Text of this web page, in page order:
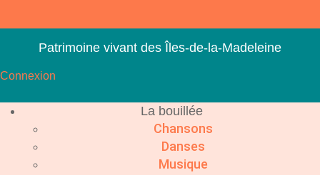
Patrimoine vivant des Îles-de-la-Madeleine
Connexion
La bouillée
Chansons
Danses
Musique